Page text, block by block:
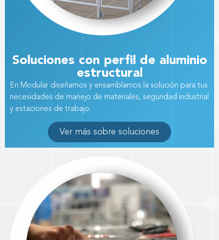
Soluciones con perfil de aluminio
estructural
En Modular diseñamos y ensamblamos la solución para tus
necesidades de manejo de materiales, seguridad industrial
y estaciones de trabajo.
Ver más sobre soluciones